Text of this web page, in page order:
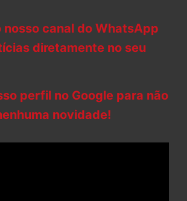
nosso canal do WhatsApp
diretamente no seu
perfil no Google para não
novidade!